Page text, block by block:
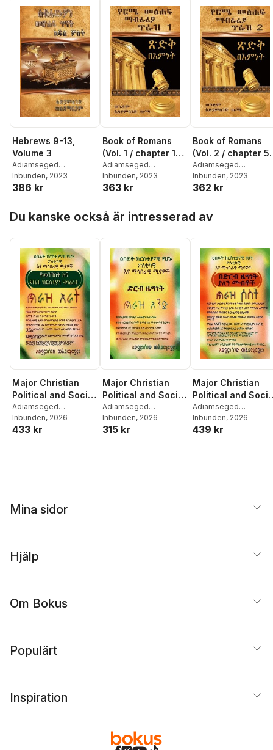
Hebrews 9-13,
Volume 3
Adiamseged
Woldemariam
Inbunden, 2023
386 kr
Book of Romans
(Vol. 1 / chapter 1-
4)
Adiamseged
Woldemariam
Inbunden, 2023
363 kr
Book of Romans
(Vol. 2 / chapter 5-
7)
Adiamseged
Woldemariam
Inbunden, 2023
362 kr
Du kanske också är intresserad av
Major Christian
Political and Social
Roles / The
Responsibility of
the State and the
Adiamseged
Woldemariam
Inbunden, 2026
433 kr
Major Christian
Political and Social
Roles / Christianity
Adiamseged
Woldemariam
Inbunden, 2026
315 kr
Major Christian
Political and
Roles / The Rights
of Dual
Volume Three
Adiamseged
Woldemariam
Inbunden, 2026
439 kr
Mina sidor
Hjälp
Om Bokus
Populärt
Inspiration